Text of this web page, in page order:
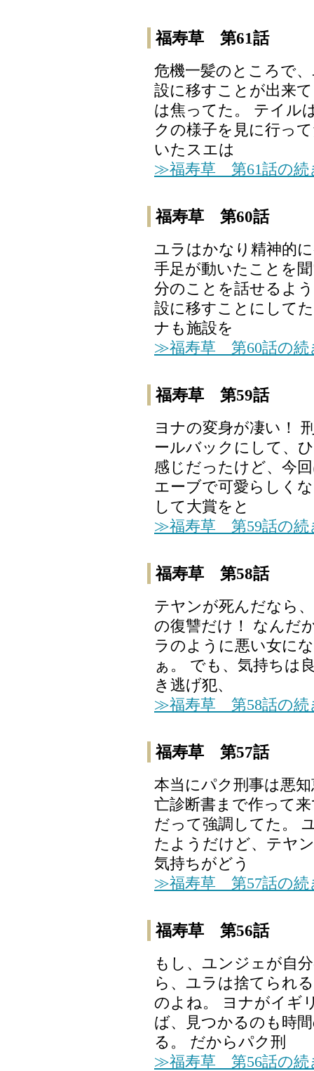
福寿草 第61話
危機一髪のところで
設に移すことが出来
は焦ってた。 テイル
クの様子を見に行っ
いたスエは
≫福寿草 第61話の続
福寿草 第60話
ユラはかなり精神的
手足が動いたことを
分のことを話せるよ
設に移すことにして
ナも施設を
≫福寿草 第60話の続
福寿草 第59話
ヨナの変身が凄い！
ールバックにして、
感じだったけど、今
エーブで可愛らしく
して大賞をと
≫福寿草 第59話の続
福寿草 第58話
テヤンが死んだなら
の復讐だけ！ なんだ
ラのように悪い女に
ぁ。 でも、気持ちは
き逃げ犯、
≫福寿草 第58話の続
福寿草 第57話
本当にパク刑事は悪
亡診断書まで作って
だって強調してた。
たようだけど、テヤ
気持ちがどう
≫福寿草 第57話の続
福寿草 第56話
もし、ユンジェが自
ら、ユラは捨てられ
のよね。 ヨナがイギ
ば、見つかるのも時
る。 だからパク刑
≫福寿草 第56話の続